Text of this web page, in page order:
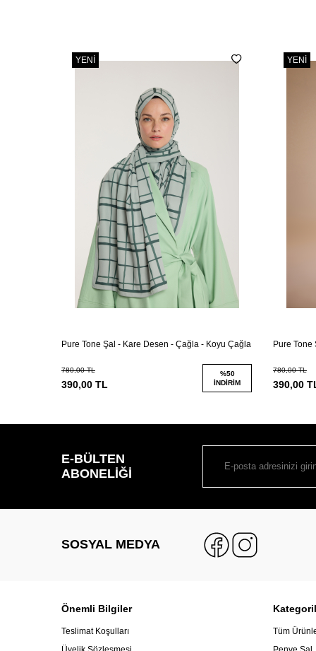
YENI
Pure Tone Şal - Kare Desen - Çağla - Koyu Çağla
780,00TL
390,00 TL
%50
İNDIRIM
YENI
Pure
780,00TL
390,00
E-BÜLTEN
ABONELIĞI
SOSYAL MEDYA
Önemli Bilgiler
Teslimat Koşulları
Tüm